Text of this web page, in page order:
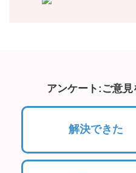
アンケート:ご意
解決できた